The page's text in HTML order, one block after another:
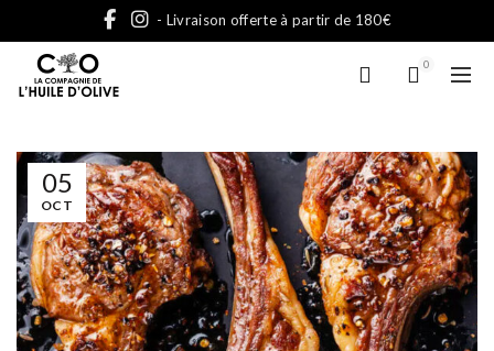
- Livraison offerte à partir de 180€
0
05
OCT